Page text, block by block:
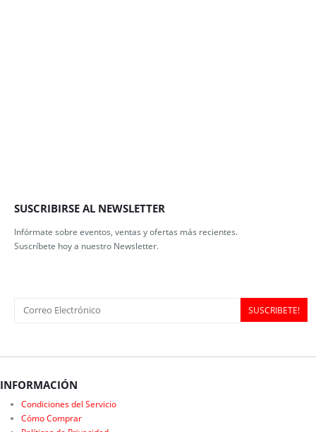
SUSCRIBIRSE AL NEWSLETTER
Infórmate sobre eventos, ventas y ofertas más recientes.
Suscríbete hoy a nuestro Newsletter.
INFORMACIÓN
Condiciones del Servicio
Cómo Comprar